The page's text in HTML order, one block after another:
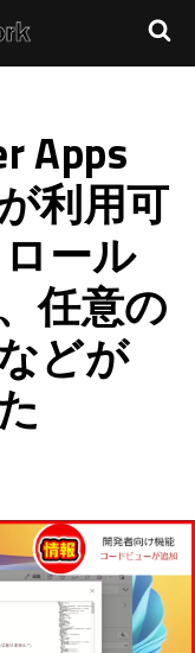
Apps
利用可
ール
任意の
どが